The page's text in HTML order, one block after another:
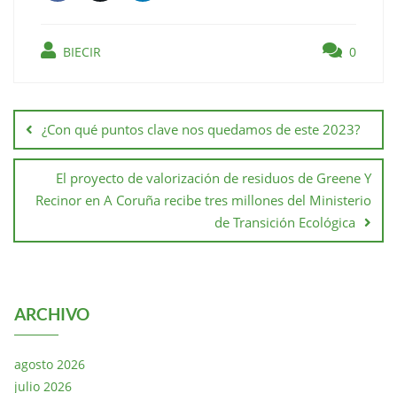
BIECIR 0
¿Con qué puntos clave nos quedamos de este 2023?
El proyecto de valorización de residuos de Greene Y
Recinor en A Coruña recibe tres millones del Ministerio
de Transición Ecológica
ARCHIVO
agosto 2026
julio 2026